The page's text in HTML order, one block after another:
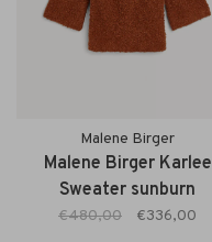
Malene Birger
Malene Birger Karlee
Sweater sunburn
€480,00 €336,00